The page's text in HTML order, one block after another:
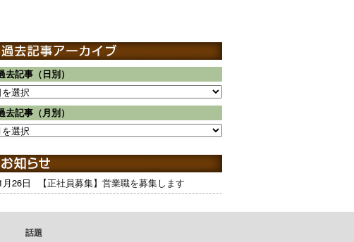
去記事（日別）
去記事（月別）
月26日 【正社員募集】営業職を募集します
話題